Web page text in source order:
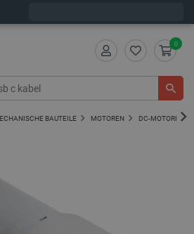
0
BAUTEILE MOTOREN DC-MOTOREN